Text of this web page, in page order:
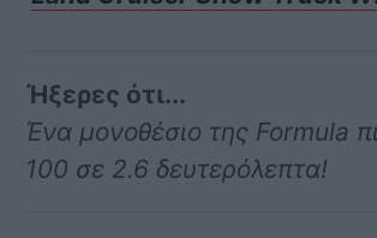
Ήξερες ότι...
Ένα μονοθέσιο της Formula
100 σε 2.6 δευτερόλεπτα!